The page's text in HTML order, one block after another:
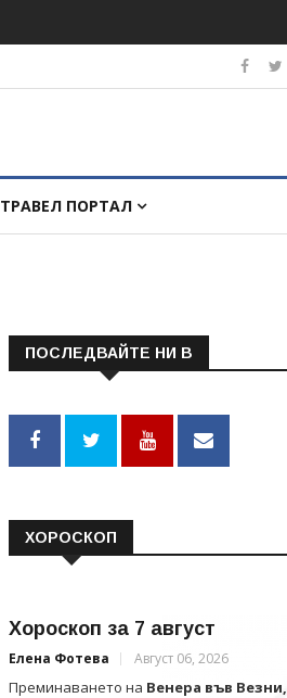
ТРАВЕЛ ПОРТАЛ
ПОСЛЕДВАЙТЕ НИ В
ХОРОСКОП
Хороскоп за 7 август
Елена Фотева Август 06, 2026
Преминаването на Венера във Везни,